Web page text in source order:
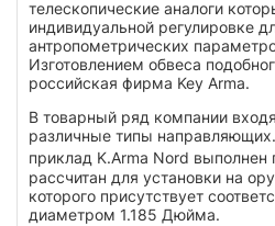
телескопические аналоги
индивидуальной регулировке
антропометрических
Изготовлением обвеса
российская фирма Key Arma.
В товарный ряд компании
различные типы
приклад K.Arma Nord выполнен
рассчитан для установки на
которого присутствует
диаметром 1.185 Дюйма.